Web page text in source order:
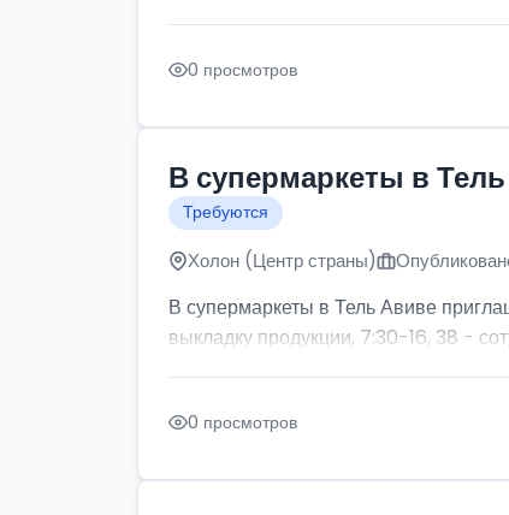
0 просмотров
В супермаркеты в
Требуются
Холон (Центр страны)
В супермаркеты в Тель Авиве
выкладку продукции, 7:30-16, 38 -
0 просмотров